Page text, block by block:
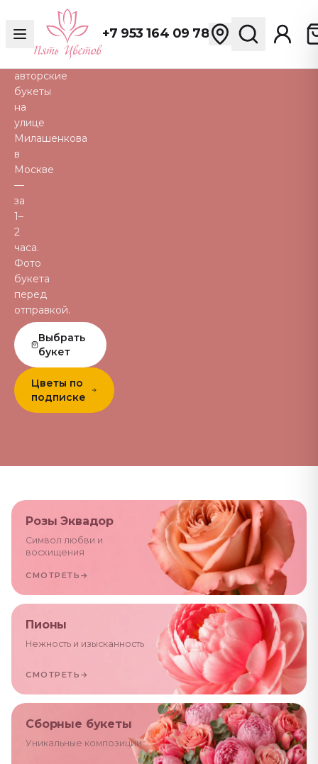
+7 953 164 09 78
пионы,
тюльпаны
авторские
букеты
на
улице
Милашенкова
в
Москве
—
за
1–
2
часа.
Фото
букета
перед
отправкой.
Выбрать
букет
Цветы по
подписке
Розы Эквадор
Символ любви и
восхищения
СМОТРЕТЬ →
Пионы
Нежность и изысканность
СМОТРЕТЬ →
Сборные букеты
Уникальные композиции